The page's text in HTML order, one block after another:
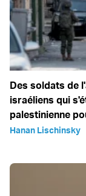
Des soldats de
israéliens qui
palestinienne
Hanan Lischinsky